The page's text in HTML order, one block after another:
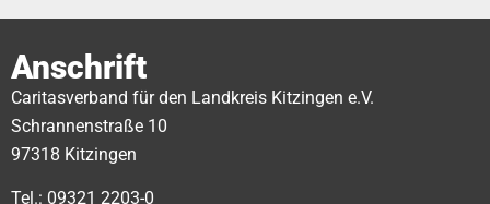
Anschrift
Caritasverband für den Landkreis Kitzingen e.V.
Schrannenstraße 10
97318 Kitzingen
Tel.: 09321 2203-0